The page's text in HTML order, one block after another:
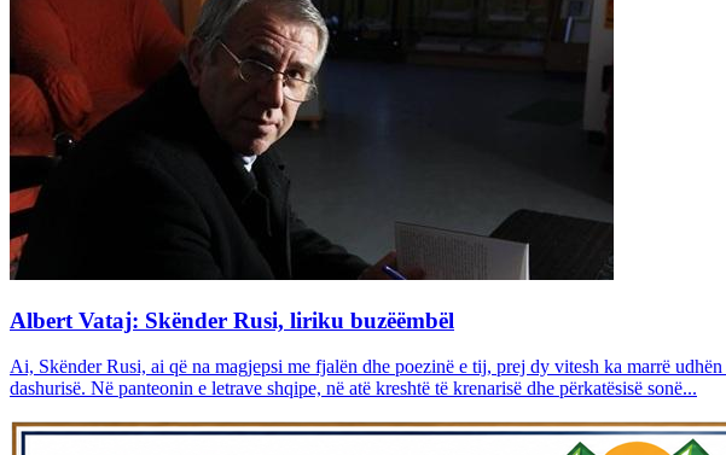
Albert Vataj: Skënder Rusi, liriku buzëëmbël
Ai, Skënder Rusi, ai që na magjepsi me fjalën dhe poezinë e tij, prej dy vitesh ka marrë
dashurisë. Në panteonin e letrave shqipe, në atë kreshtë të krenarisë dhe përkatësisë sonë...